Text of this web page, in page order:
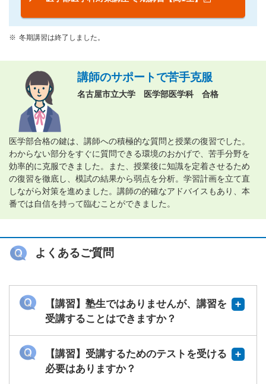
冬期講習は終了しました。
講師のサポートで苦手克服
名古屋市立大学 医学部医学科 合格
医学部合格の鍵は、講師への積極的な質問と授業の復習でした。
わからない部分をすぐに質問できる環境のおかげで、苦手分野を
効率的に克服できました。また、授業後に知識を定着させるため
の復習を徹底し、模試の結果から弱点を分析。学習計画を立て直
しながら対策を進めました。講師の的確なアドバイスもあり、本
番では自信を持って臨むことができました。
よくあるご質問
【講習】塾生ではありませんが、講習を
受講することはできますか？
【講習】受講するためのテストを受ける
必要はありますか？